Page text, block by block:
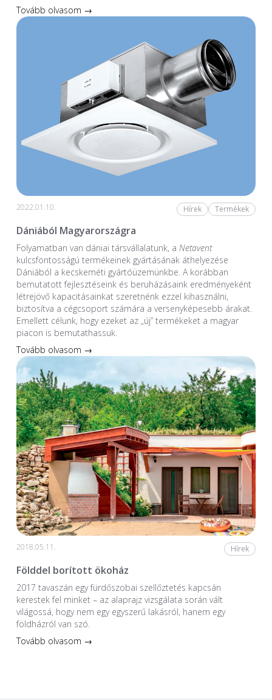
Tovább olvasom →
2022.01.10. Hírek Termékek
Dániából Magyarországra
Folyamatban van dániai társvállalatunk, a Netavent
kulcsfontosságú termékeinek gyártásának áthelyezése
Dániából a kecskeméti gyártóüzemünkbe. A korábban
bemutatott fejlesztéseink és beruházásaink eredményeként
létrejövő kapacitásainkat szeretnénk ezzel kihasználni,
biztosítva a cégcsoport számára a versenyképesebb árakat.
Emellett célunk, hogy ezeket az „új” termékeket a magyar
piacon is bemutathassuk.
Tovább olvasom →
2018.05.11. Hírek
Földdel borított ökoház
2017 tavaszán egy fürdőszobai szellőztetés kapcsán
kerestek fel minket – az alaprajz vizsgálata során vált
világossá, hogy nem egy egyszerű lakásról, hanem egy
földházról van szó.
Tovább olvasom →